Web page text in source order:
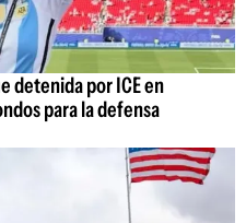
detenida por ICE en
para la defensa